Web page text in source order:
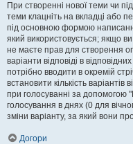
При створенні нової теми чи
теми клацніть на вкладці або
під основною формою
який використовується; якщо
не маєте прав для створення
варіанти відповіді в
потрібно вводити в окремій
встановити кількість варіантів
при голосуванні за допомогою
голосування в днях (0 для
зміни варіанту, за який вони
Догори